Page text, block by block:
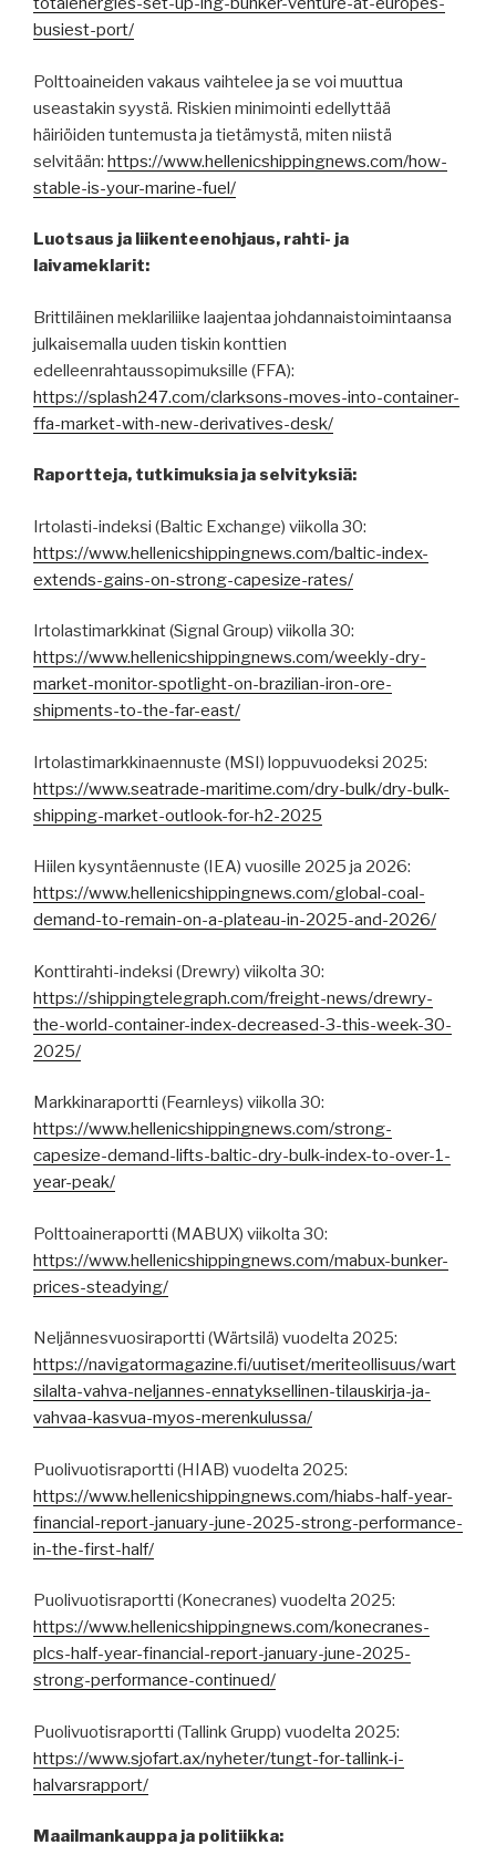
busiest-port/
Polttoaineiden vakaus vaihtelee ja se voi muuttua
useastakin syystä. Riskien minimointi edellyttää
häiriöiden tuntemusta ja tietämystä, miten niistä
selvitään: https://www.hellenicshippingnews.com/how-
stable-is-your-marine-fuel/
Luotsaus ja liikenteenohjaus, rahti- ja
laivameklarit:
Brittiläinen meklariliike laajentaa johdannaistoimintaansa
julkaisemalla uuden tiskin konttien
edelleenrahtaussopimuksille (FFA):
https://splash247.com/clarksons-moves-into-container-
ffa-market-with-new-derivatives-desk/
Raportteja, tutkimuksia ja selvityksiä:
Irtolasti-indeksi (Baltic Exchange) viikolla 30:
https://www.hellenicshippingnews.com/baltic-index-
extends-gains-on-strong-capesize-rates/
Irtolastimarkkinat (Signal Group) viikolla 30:
https://www.hellenicshippingnews.com/weekly-dry-
market-monitor-spotlight-on-brazilian-iron-ore-
shipments-to-the-far-east/
Irtolastimarkkinaennuste (MSI) loppuvuodeksi 2025:
https://www.seatrade-maritime.com/dry-bulk/dry-bulk-
shipping-market-outlook-for-h2-2025
Hiilen kysyntäennuste (IEA) vuosille 2025 ja 2026:
https://www.hellenicshippingnews.com/global-coal-
demand-to-remain-on-a-plateau-in-2025-and-2026/
Konttirahti-indeksi (Drewry) viikolta 30:
https://shippingtelegraph.com/freight-news/drewry-
the-world-container-index-decreased-3-this-week-30-
2025/
Markkinaraportti (Fearnleys) viikolla 30:
https://www.hellenicshippingnews.com/strong-
capesize-demand-lifts-baltic-dry-bulk-index-to-over-1-
year-peak/
Polttoaineraportti (MABUX) viikolta 30:
https://www.hellenicshippingnews.com/mabux-bunker-
prices-steadying/
Neljännesvuosiraportti (Wärtsilä) vuodelta 2025:
https://navigatormagazine.fi/uutiset/meriteollisuus/wart
silalta-vahva-neljannes-ennatyksellinen-tilauskirja-ja-
vahvaa-kasvua-myos-merenkulussa/
Puolivuotisraportti (HIAB) vuodelta 2025:
https://www.hellenicshippingnews.com/hiabs-half-year-
financial-report-january-june-2025-strong-performance-
in-the-first-half/
Puolivuotisraportti (Konecranes) vuodelta 2025:
https://www.hellenicshippingnews.com/konecranes-
plcs-half-year-financial-report-january-june-2025-
strong-performance-continued/
Puolivuotisraportti (Tallink Grupp) vuodelta 2025:
https://www.sjofart.ax/nyheter/tungt-for-tallink-i-
halvarsrapport/
Maailmankauppa ja politiikka: